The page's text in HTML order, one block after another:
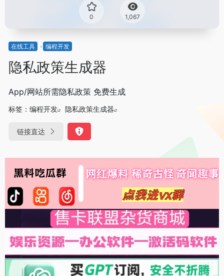
0 1,067
在线工具 编程开发
隐私政策生成器
App/网站所需隐私政策 免费生成
标签： 编程开发 隐私政策生成器
链接直达